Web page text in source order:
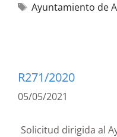
Ayuntamiento de
R271/2020
05/05/2021
Solicitud dirigida al